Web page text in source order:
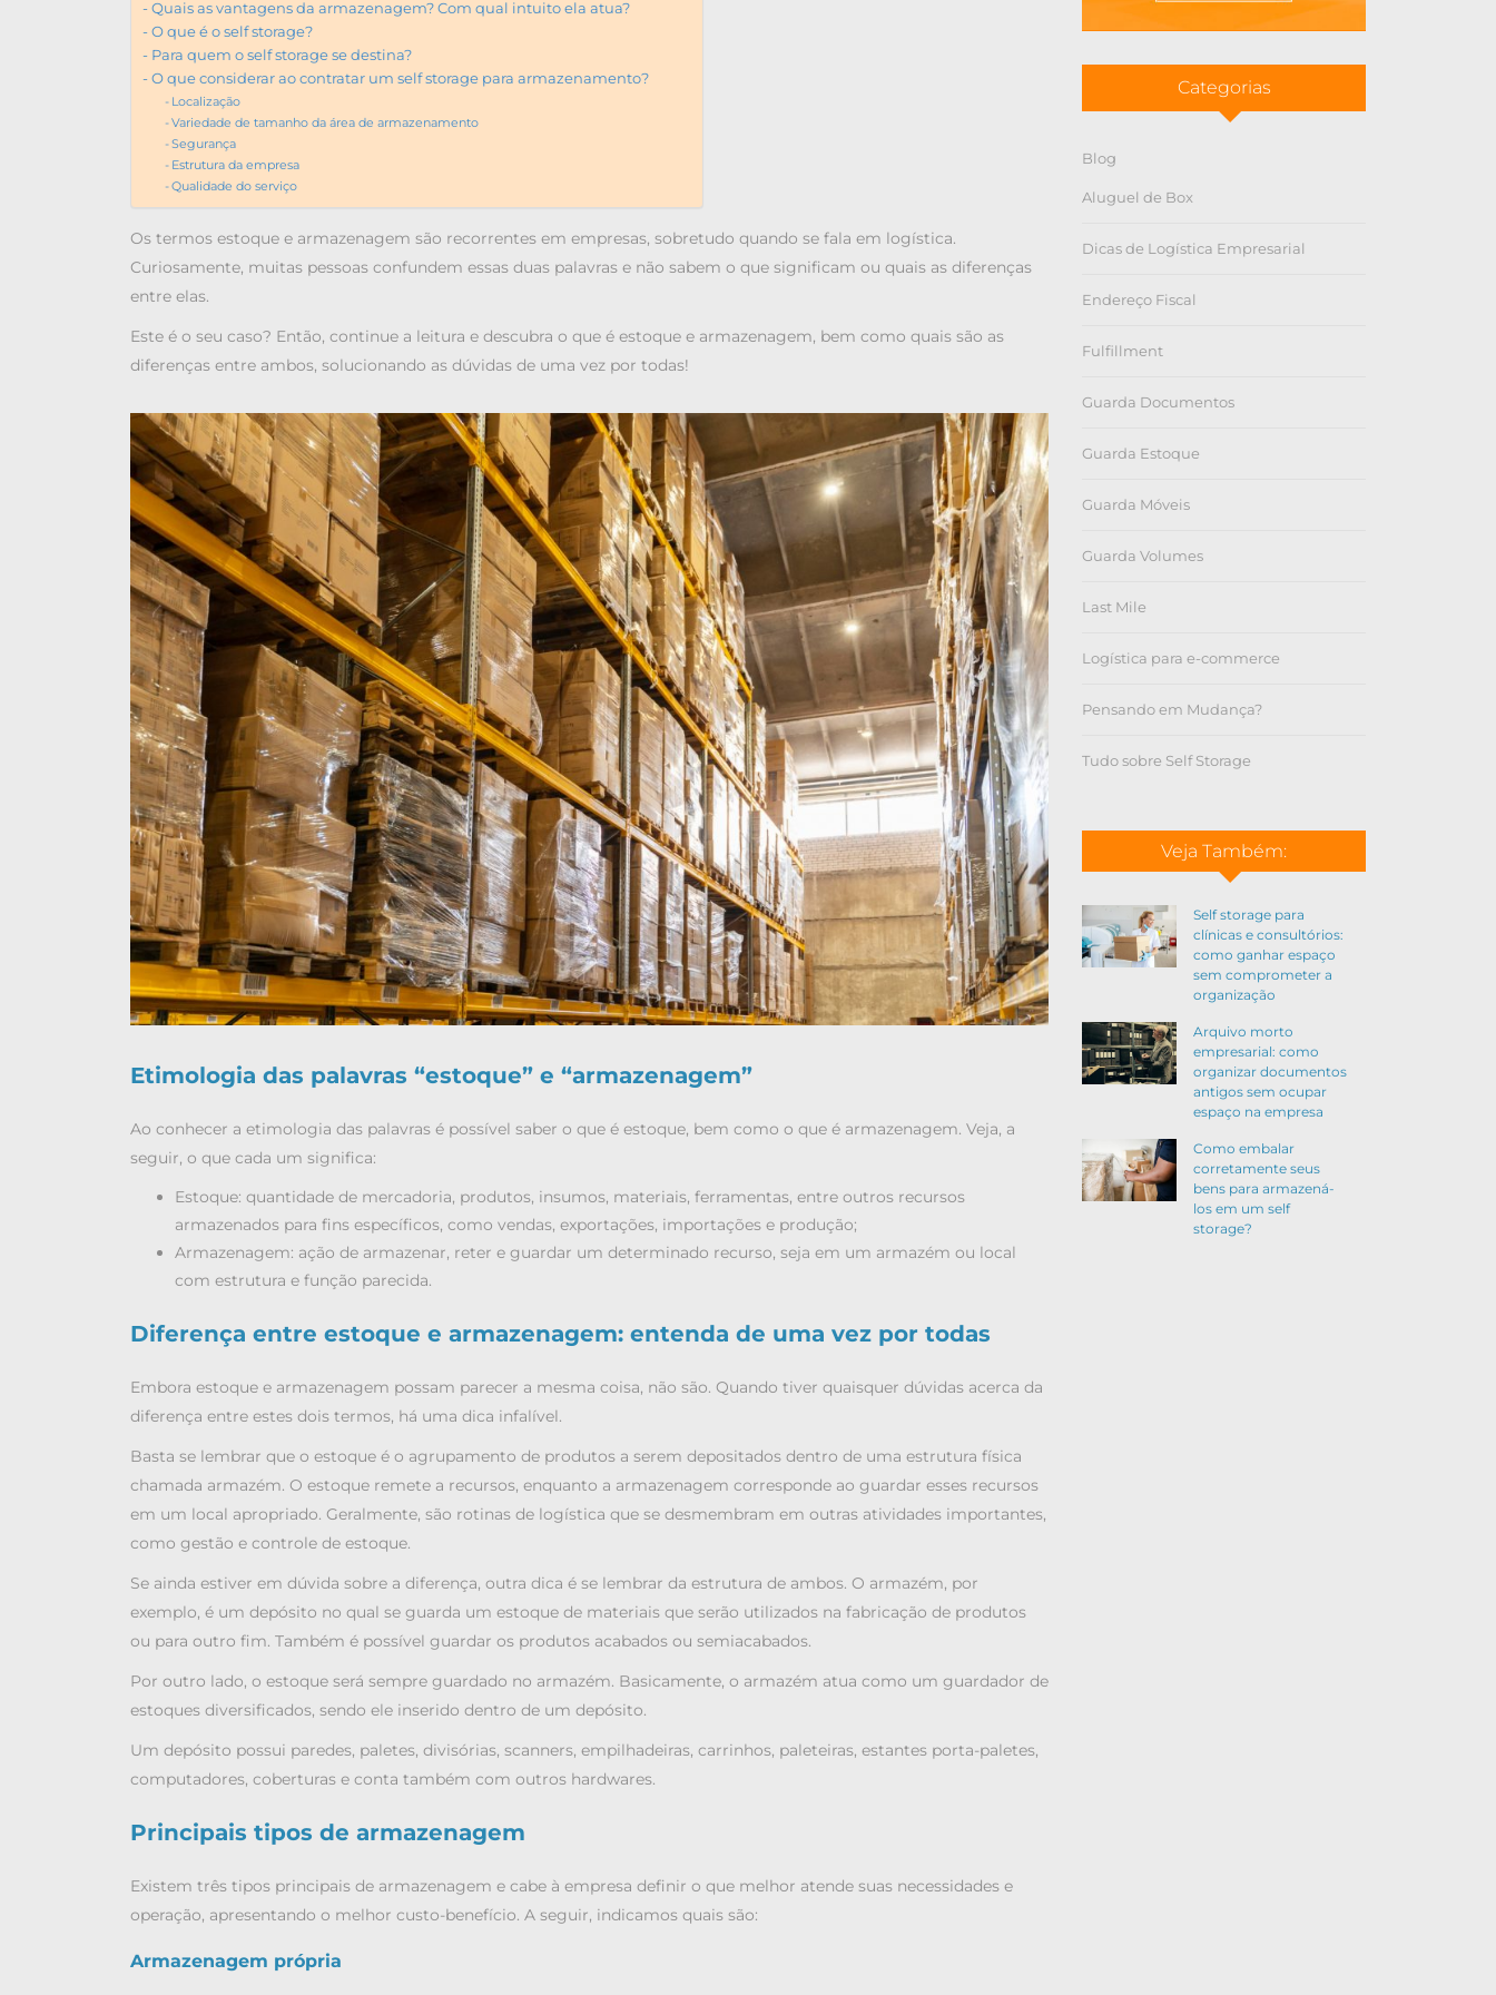
Quais as vantagens da armazenagem? Com qual intuito ela atua?
O que é o self storage?
Para quem o self storage se destina?
O que considerar ao contratar um self storage para armazenamento?
Localização
Variedade de tamanho da área de armazenamento
Segurança
Estrutura da empresa
Qualidade do serviço
Os termos estoque e armazenagem são recorrentes em empresas, sobretudo quando se fala em logística.
Curiosamente, muitas pessoas confundem essas duas palavras e não sabem o que significam ou quais as diferenças
entre elas.
Este é o seu caso? Então, continue a leitura e descubra o que é estoque e armazenagem, bem como quais são as
diferenças entre ambos, solucionando as dúvidas de uma vez por todas!
Etimologia das palavras “estoque” e “armazenagem”
Ao conhecer a etimologia das palavras é possível saber o que é estoque, bem como o que é armazenagem. Veja, a
seguir, o que cada um significa:
Estoque: quantidade de mercadoria, produtos, insumos, materiais, ferramentas, entre outros recursos
armazenados para fins específicos, como vendas, exportações, importações e produção;
Armazenagem: ação de armazenar, reter e guardar um determinado recurso, seja em um armazém ou local
com estrutura e função parecida.
Diferença entre estoque e armazenagem: entenda de uma vez por todas
Embora estoque e armazenagem possam parecer a mesma coisa, não são. Quando tiver quaisquer dúvidas acerca da
diferença entre estes dois termos, há uma dica infalível.
Basta se lembrar que o estoque é o agrupamento de produtos a serem depositados dentro de uma estrutura física
chamada armazém. O estoque remete a recursos, enquanto a armazenagem corresponde ao guardar esses recursos
em um local apropriado. Geralmente, são rotinas de logística que se desmembram em outras atividades importantes,
como gestão e controle de estoque.
Se ainda estiver em dúvida sobre a diferença, outra dica é se lembrar da estrutura de ambos. O armazém, por
exemplo, é um depósito no qual se guarda um estoque de materiais que serão utilizados na fabricação de produtos
ou para outro fim. Também é possível guardar os produtos acabados ou semiacabados.
Por outro lado, o estoque será sempre guardado no armazém. Basicamente, o armazém atua como um guardador de
estoques diversificados, sendo ele inserido dentro de um depósito.
Um depósito possui paredes, paletes, divisórias, scanners, empilhadeiras, carrinhos, paleteiras, estantes porta-paletes,
computadores, coberturas e conta também com outros hardwares.
Principais tipos de armazenagem
Existem três tipos principais de armazenagem e cabe à empresa definir o que melhor atende suas necessidades e
operação, apresentando o melhor custo-benefício. A seguir, indicamos quais são:
Armazenagem própria
Categorias
Blog
Aluguel de Box
Dicas de Logística Empresarial
Endereço Fiscal
Fulfillment
Guarda Documentos
Guarda Estoque
Guarda Móveis
Guarda Volumes
Last Mile
Logística para e-commerce
Pensando em Mudança?
Tudo sobre Self Storage
Veja Também:
Self storage para
clínicas e consultórios:
como ganhar espaço
sem comprometer a
organização
Arquivo morto
empresarial: como
organizar documentos
antigos sem ocupar
espaço na empresa
Como embalar
corretamente seus
bens para armazená-
los em um self
storage?